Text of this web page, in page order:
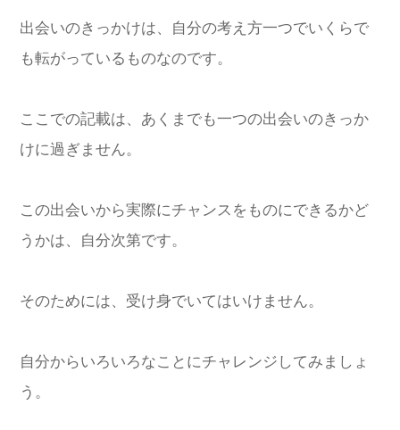
出会いのきっかけは、自分の考え方一つでいくらで
も転がっているものなのです。
ここでの記載は、あくまでも一つの出会いのきっか
けに過ぎません。
この出会いから実際にチャンスをものにできるかど
うかは、自分次第です。
そのためには、受け身でいてはいけません。
自分からいろいろなことにチャレンジしてみましょ
う。